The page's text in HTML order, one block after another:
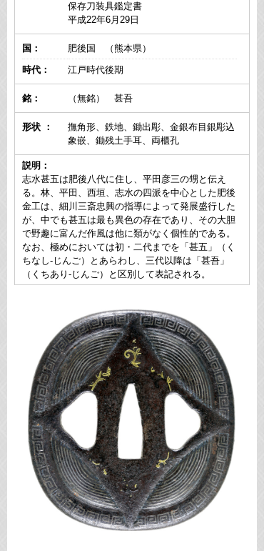
保存刀装具鑑定書
平成22年6月29日
国：
肥後国 （熊本県）
時代：
江戸時代後期
銘： （無銘） 甚吾
形状 ：
撫角形、鉄地、鋤出彫、金銀布目銀彫込
象嵌、鋤残土手耳、両櫃孔
説明：
志水甚五は肥後八代に住し、平田彦三の甥と伝え
る。林、平田、西垣、志水の四派を中心とした肥後
金工は、細川三斎忠興の指導によって発展盛行した
が、中でも甚五は最も異色の存在であり、その大胆
で野趣に富んだ作風は他に類がなく個性的である。
なお、極めにおいては初・二代までを「甚五」（く
ちなし-じんご）とあらわし、三代以降は「甚吾」
（くちあり-じんご）と区別して表記される。